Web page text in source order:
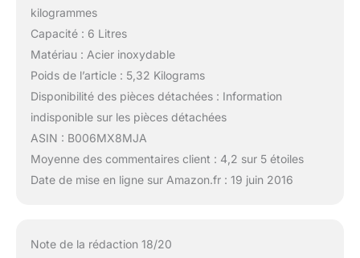
kilogrammes
Capacité : 6 Litres
Matériau : Acier inoxydable
Poids de l’article : 5,32 Kilograms
Disponibilité des pièces détachées : Information
indisponible sur les pièces détachées
ASIN : B006MX8MJA
Moyenne des commentaires client : 4,2 sur 5 étoiles
Date de mise en ligne sur Amazon.fr : 19 juin 2016
Note de la rédaction 18/20